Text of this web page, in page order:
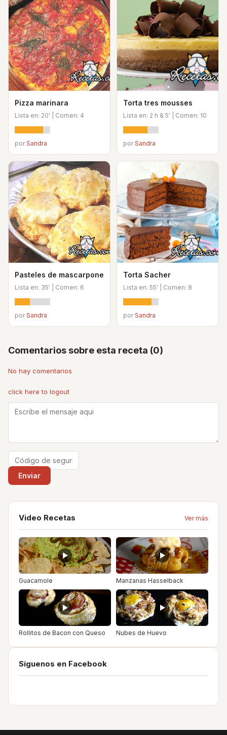
Pizza marinara
Lista en: 20' | Comen: 4
porSandra
Torta tres mousses
Lista en: 2 h & 5' | Comen: 10
porSandra
Pasteles de mascarpone
Lista en: 35' | Comen: 6
porSandra
Torta Sacher
Lista en: 55' | Comen: 8
porSandra
Comentarios sobre esta receta (0)
No hay comentarios
click here to logout
Video Recetas Ver más
Guacamole Manzanas Hasselback
Rollitos de Bacon con Queso Nubes de Huevo
Síguenos en Facebook